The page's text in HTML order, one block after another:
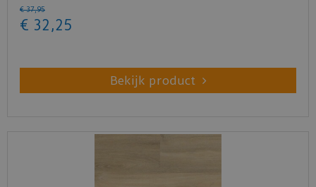
€ 37,95
€ 32 ,25
Bekijk product